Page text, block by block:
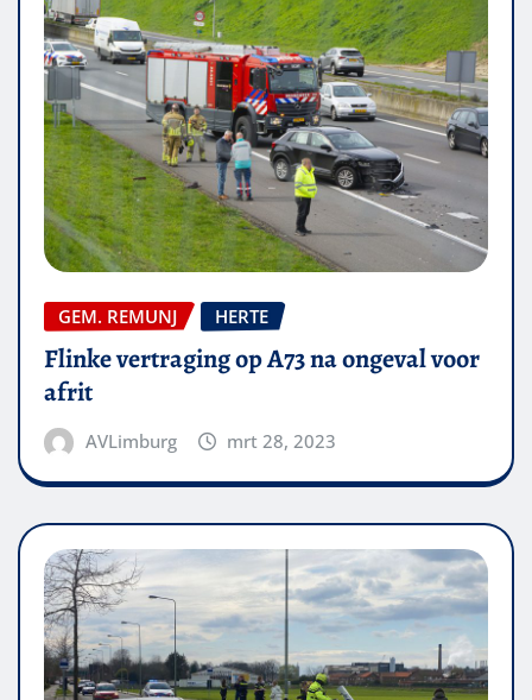
GEM. REMUNJ HERTE
Flinke vertraging op A73 na ongeval voor
afrit
AVLimburg mrt 28, 2023